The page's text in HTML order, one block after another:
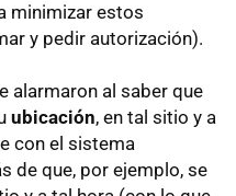
minimizar estos
y pedir autorización).
alarmaron al saber que
ubicación, en tal sitio y a
con el sistema
de que, por ejemplo, se